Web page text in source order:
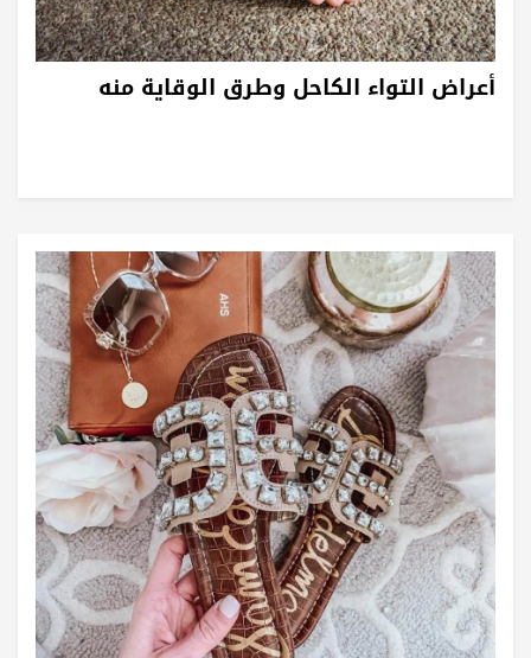
أعراض التواء الكاحل وطرق الوقاية منه